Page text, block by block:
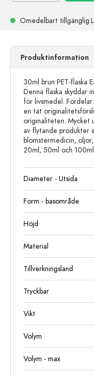
Omedelbart tillgänglig.
Produktinformation
30ml brun PET-flaska
Denna flaska skyddar
för livsmedel.
en tät
originaliteten. Mycket
av flytande produkter
blomstermedicin, oljor,
20ml, 50ml och
Diameter - Utsida
Form - basområde
Höjd
Material
Tillverkningsland
Tryckbar
Vikt
Volym
Volym - max